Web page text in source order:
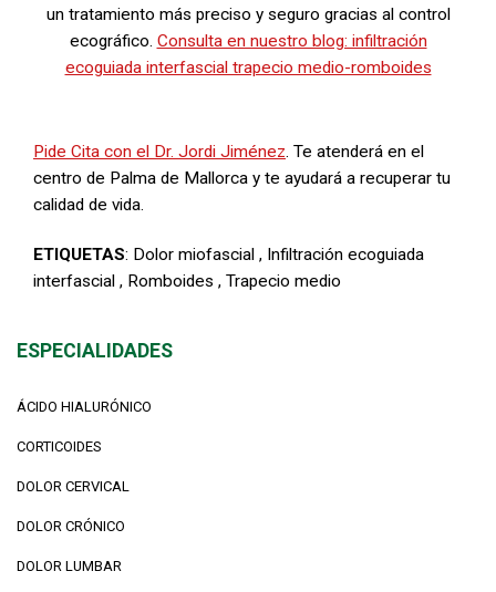
un tratamiento más preciso y seguro gracias al control
ecográfico. Consulta en nuestro blog: infiltración
ecoguiada interfascial trapecio medio-romboides
Pide Cita con el Dr. Jordi Jiménez. Te atenderá en el
centro de Palma de Mallorca y te ayudará a recuperar tu
calidad de vida.
ETIQUETAS: Dolor miofascial , Infiltración ecoguiada
interfascial , Romboides , Trapecio medio
ESPECIALIDADES
ÁCIDO HIALURÓNICO
CORTICOIDES
DOLOR CERVICAL
DOLOR CRÓNICO
DOLOR LUMBAR